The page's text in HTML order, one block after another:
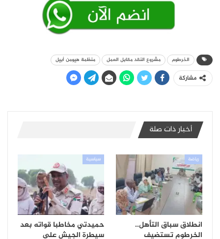
الخرطوم مشروع النقد مقابل العمل منظمة هيومن أبيل
مشاركة
أخبار ذات صلة
رياضة
انطلاق سباق التأهل..
الخرطوم تستضيف
سياسية
حميدتي مخاطبا قواته بعد
سيطرة الجيش على